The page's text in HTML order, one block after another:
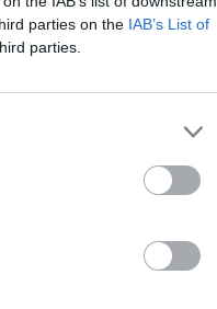
parties on the IAB’s List of
parties.